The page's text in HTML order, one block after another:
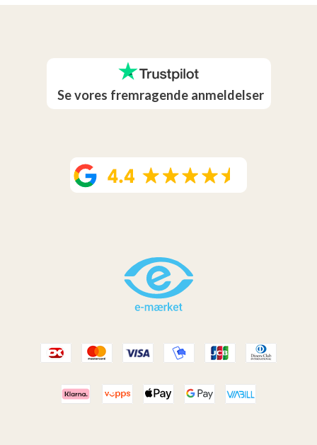
Se vores fremragende anmeldelser